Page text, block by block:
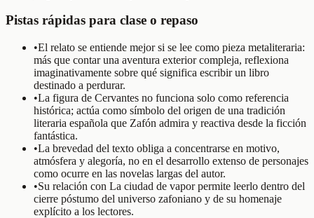
Pistas rápidas para clase o repaso
•El relato se entiende mejor si se lee como pieza metaliteraria:
más que contar una aventura exterior compleja, reflexiona
imaginativamente sobre qué significa escribir un libro
destinado a perdurar.
•La figura de Cervantes no funciona solo como referencia
histórica; actúa como símbolo del origen de una tradición
literaria española que Zafón admira y reactiva desde la ficción
fantástica.
•La brevedad del texto obliga a concentrarse en motivo,
atmósfera y alegoría, no en el desarrollo extenso de personajes
como ocurre en las novelas largas del autor.
•Su relación con La ciudad de vapor permite leerlo dentro del
cierre póstumo del universo zafoniano y de su homenaje
explícito a los lectores.